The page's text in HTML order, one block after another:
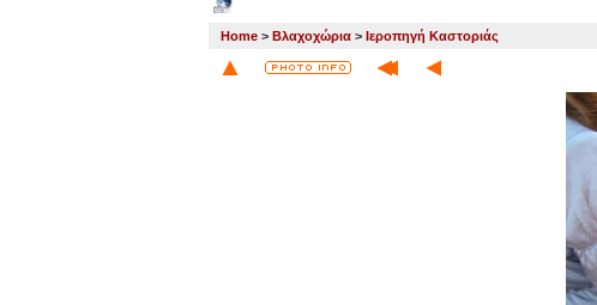
Home > Βλαχοχώρια > Ιεροπηγή Καστοριάς